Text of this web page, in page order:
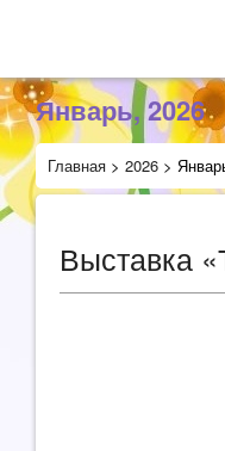
Январь, 2026
Главная > 2026 >
Выставка